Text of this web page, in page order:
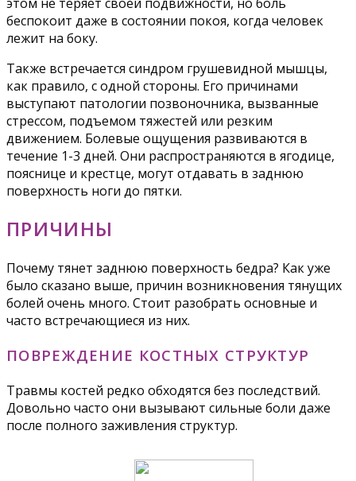
беспокоит даже в состоянии покоя, когда человек
лежит на боку.
Также встречается синдром грушевидной мышцы,
как правило, с одной стороны. Его причинами
выступают патологии позвоночника, вызванные
стрессом, подъемом тяжестей или резким
движением. Болевые ощущения развиваются в
течение 1-3 дней. Они распространяются в ягодице,
пояснице и крестце, могут отдавать в заднюю
поверхность ноги до пятки.
ПРИЧИНЫ
Почему тянет заднюю поверхность бедра? Как уже
было сказано выше, причин возникновения тянущих
болей очень много. Стоит разобрать основные и
часто встречающиеся из них.
ПОВРЕЖДЕНИЕ КОСТНЫХ СТРУКТУР
Травмы костей редко обходятся без последствий.
Довольно часто они вызывают сильные боли даже
после полного заживления структур.